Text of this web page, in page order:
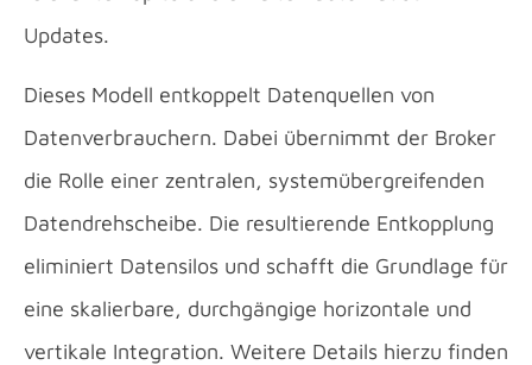
Updates.
Dieses Modell entkoppelt Datenquellen von
Datenverbrauchern. Dabei übernimmt der Broker
die Rolle einer zentralen, systemübergreifenden
Datendrehscheibe. Die resultierende Entkopplung
eliminiert Datensilos und schafft die Grundlage für
eine skalierbare, durchgängige horizontale und
vertikale Integration. Weitere Details hierzu finden